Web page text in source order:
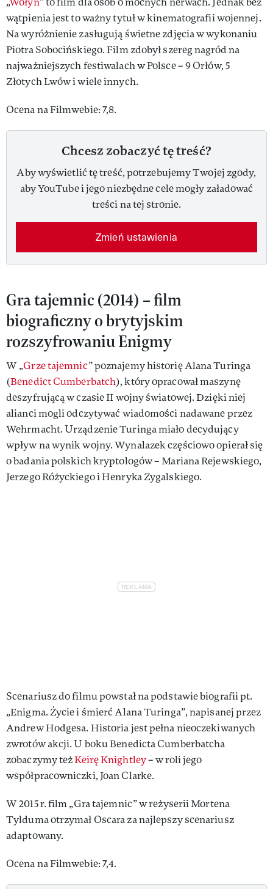
wątpienia jest to ważny tytuł w kinematografii wojennej.
Na wyróżnienie zasługują świetne zdjęcia w wykonaniu
Piotra Sobocińskiego. Film zdobył szereg nagród na
najważniejszych festiwalach w Polsce – 9 Orłów, 5
Złotych Lwów i wiele innych.
Ocena na Filmwebie: 7,8.
Chcesz zobaczyć tę treść?
Aby wyświetlić tę treść, potrzebujemy Twojej zgody,
aby YouTube i jego niezbędne cele mogły załadować
treści na tej stronie.
Zmień ustawienia
Gra tajemnic (2014) – film
biograficzny o brytyjskim
rozszyfrowaniu Enigmy
W „Grze tajemnic” poznajemy historię Alana Turinga
(Benedict Cumberbatch), który opracował maszynę
deszyfrującą w czasie II wojny światowej. Dzięki niej
alianci mogli odczytywać wiadomości nadawane przez
Wehrmacht. Urządzenie Turinga miało decydujący
wpływ na wynik wojny. Wynalazek częściowo opierał się
o badania polskich kryptologów – Mariana Rejewskiego,
Jerzego Różyckiego i Henryka Zygalskiego.
Scenariusz do filmu powstał na podstawie biografii pt.
„Enigma. Życie i śmierć Alana Turinga”, napisanej przez
Andrew Hodgesa. Historia jest pełna nieoczekiwanych
zwrotów akcji. U boku Benedicta Cumberbatcha
zobaczymy teżKeirę Knightley– w roli jego
współpracowniczki, Joan Clarke.
W 2015 r. film „Gra tajemnic” w reżyserii Mortena
Tylduma otrzymał Oscara za najlepszy scenariusz
adaptowany.
Ocena na Filmwebie: 7,4.